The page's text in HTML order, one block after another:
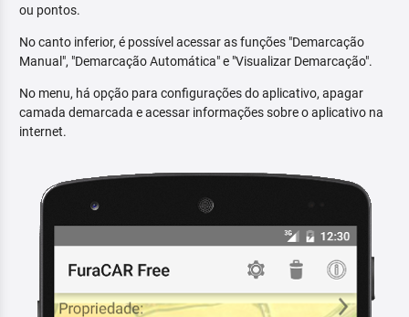
ou pontos.
No canto inferior, é possível acessar as funções "Demarcação
Manual", "Demarcação Automática" e "Visualizar Demarcação".
No menu, há opção para configurações do aplicativo, apagar
camada demarcada e acessar informações sobre o aplicativo na
internet.